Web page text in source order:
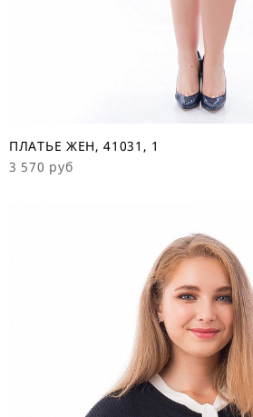
ПЛАТЬЕ ЖЕН, 41031, 1
3 570 руб